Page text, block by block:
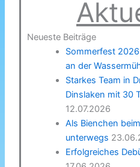
Neueste Beiträge
Sommerfest
an der
Starkes Team in
Dinslaken mit 30
12.07.2026
Als Bienchen
unterwegs
Erfolgreiches